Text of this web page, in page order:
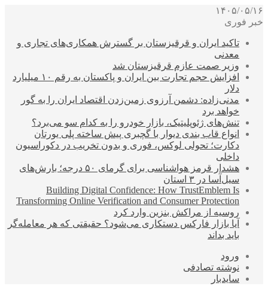
۱۴۰۵/۰۵/۱۶
خبر فوری
تاکید ایران و قرقیزستان بر گسترش همکاری‌های تجاری و
معدنی
وزیر صمت عازم قرقیزستان شد
افزایش حجم تجارت بین ایران و پاکستان به رقم ۱۰ میلیارد
دلار
مدنی‌زاده: دشمن آرزوی زمین‌زدن اقتصاد ایران را به گور
خواهد برد
تنش‌های ژئوپلیتیک، بازار خودرو را به کدام سو می‌برد؟
انواع قاب بندی دیوار با گچبری پیش ساخته پلی یورتان
دکارت؛ تحولی لوکس، فوری و بدون تخریب در دکوراسیون
داخلی
هشدار قرمز هواشناسی برای گرمای ۵۰ درجه؛ بارش‌های
سیل‌آسا در ۳ استان
Building Digital Confidence: How TrustEmblem Is
Transforming Online Verification and Consumer Protection
روسیه از مراکش بنزین وارد کرد
آیا بازار فارکس دستکاری می‌شود؟ حقیقتی که هر معامله‌گر
باید بداند
ورود
نوشته تصادفی
سایدبار